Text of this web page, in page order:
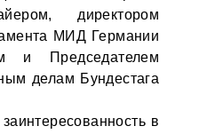
директором
МИД Германии
и Председателем
делам Бундестага
в